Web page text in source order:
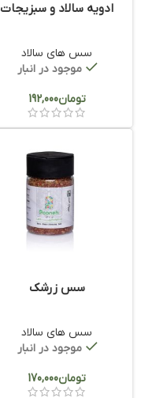
ادویه سالاد و سبزیجات
سس های سالاد
موجود در انبار
تومان
سس زرشک
سس های سالاد
موجود در انبار
تومان